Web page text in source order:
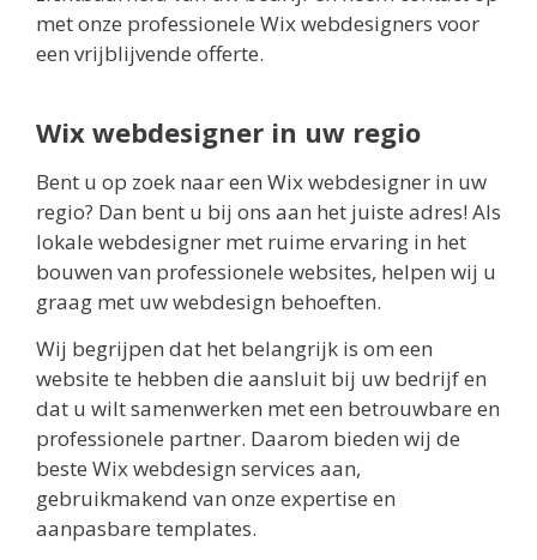
met onze professionele Wix webdesigners voor
een vrijblijvende offerte.
Wix webdesigner in uw regio
Bent u op zoek naar een Wix webdesigner in uw
regio? Dan bent u bij ons aan het juiste adres! Als
lokale webdesigner met ruime ervaring in het
bouwen van professionele websites, helpen wij u
graag met uw webdesign behoeften.
Wij begrijpen dat het belangrijk is om een
website te hebben die aansluit bij uw bedrijf en
dat u wilt samenwerken met een betrouwbare en
professionele partner. Daarom bieden wij de
beste Wix webdesign services aan,
gebruikmakend van onze expertise en
aanpasbare templates.